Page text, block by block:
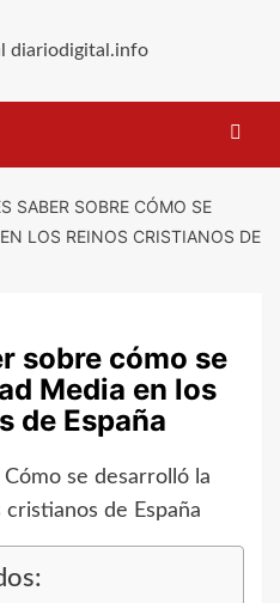
SABER SOBRE CÓMO SE
LOS REINOS CRISTIANOS DE
sobre cómo se
Media en los
de España